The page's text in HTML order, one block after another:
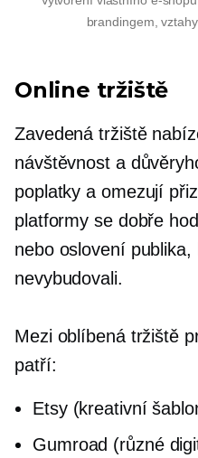
brandingem,
Online tržiště
Zavedená tržiště
návštěvnost a
poplatky a omezují
platformy se dobře
nebo oslovení
nevybudovali.
Mezi oblíbená tržiště
patří:
Etsy (kreativní
Gumroad (různé